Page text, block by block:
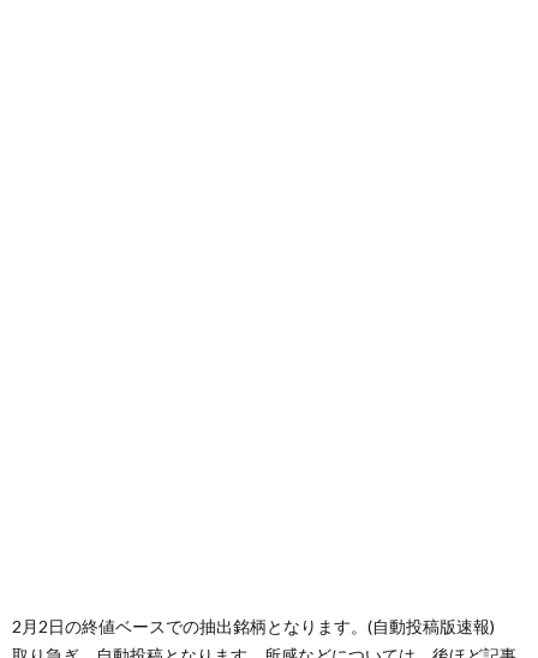
2月2日の終値ベースでの抽出銘柄となります。(自動投稿版速報)